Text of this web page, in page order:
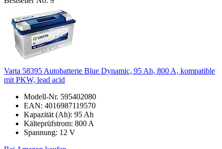
Varta 58395 Autobatterie Blue Dynamic, 95 Ah, 800 A, kompatible
mit PKW, lead acid
Modell-Nr. 595402080
EAN: 4016987119570
Kapazität (Ah): 95 Ah
Kälteprüfstrom: 800 A
Spannung: 12 V